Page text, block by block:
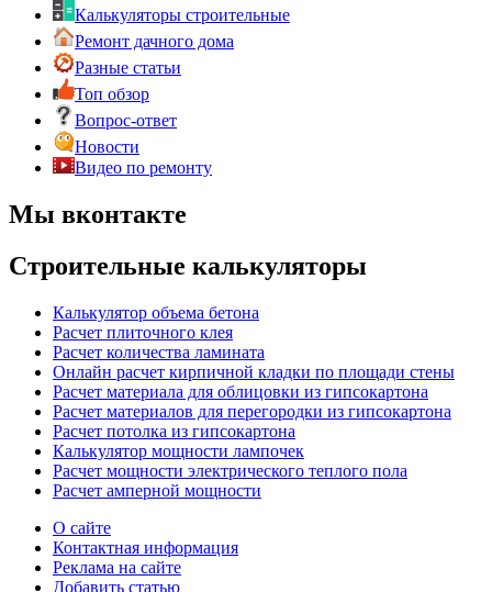
Калькуляторы строительные
Ремонт дачного дома
Разные статьи
Топ обзор
Вопрос-ответ
Новости
Видео по ремонту
Мы вконтакте
Строительные калькуляторы
Калькулятор объема бетона
Расчет плиточного клея
Расчет количества ламината
Онлайн расчет кирпичной кладки по площади стены
Расчет материала для облицовки из гипсокартона
Расчет материалов для перегородки из гипсокартона
Расчет потолка из гипсокартона
Калькулятор мощности лампочек
Расчет мощности электрического теплого пола
Расчет амперной мощности
О сайте
Контактная информация
Реклама на сайте
Добавить статью